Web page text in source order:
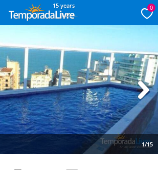
15 years 0
1/15
Next